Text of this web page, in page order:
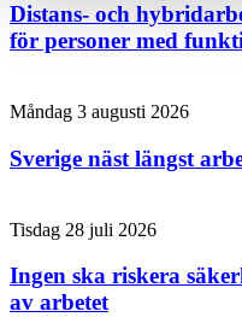
Distans- och
för personer med
Måndag 3 augusti 2026
Sverige näst längst
Tisdag 28 juli 2026
Ingen ska riskera
av arbetet